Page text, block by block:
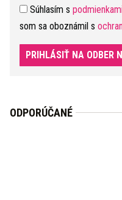
Súhlasím s
som sa oboznámil s
PRIHLÁSIŤ NA ODBER
ODPORÚČANÉ